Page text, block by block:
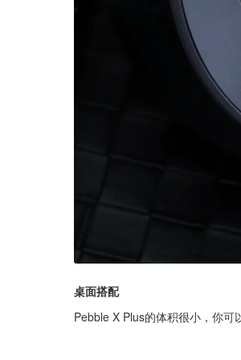
桌面搭配
Pebble X Plus的体积很小，你可